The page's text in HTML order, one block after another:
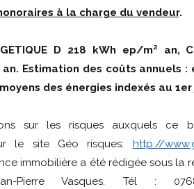
à la charge du vendeur.
D 218 kWh ep/m² an,
an. Estimation des coûts annuels
des énergies indexés au
sur les risques auxquels ce
le site Géo risques:
http://
immobilière a été rédigée sous la
Pierre Vasques. Tél :